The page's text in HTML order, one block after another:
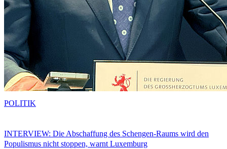
INTERVIEW: Die Abschaffung des Schengen-Raums wird den
Populismus nicht stoppen, warnt Luxemburg
POLITIK